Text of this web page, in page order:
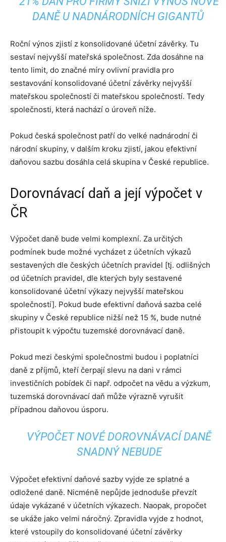
DANĚ U NADNÁRODNÍCH GIGANTŮ
Roční výnos zjistí z konsolidované účetní závěrky. Tu
sestaví nejvyšší mateřská společnost. Zda dosáhne na
tento limit, do značné míry ovlivní pravidla pro
sestavování konsolidované účetní závěrky nejvyšší
mateřskou společností či mateřskou společností. Tedy
společnosti, která nachází o úroveň níže.
Pokud česká společnost patří do velké nadnárodní či
národní skupiny, v dalším kroku zjistí, jakou efektivní
daňovou sazbu dosáhla celá skupina v České republice.
Dorovnávací daň a její výpočet v
ČR
Výpočet daně bude velmi komplexní. Za určitých
podmínek bude možné vycházet z účetních výkazů
sestavených dle českých účetních pravidel [tj. odlišných
od účetních pravidel, dle kterých byly sestavené
konsolidované účetní výkazy nejvyšší mateřskou
společností]. Pokud bude efektivní daňová sazba celé
skupiny v České republice nižší než 15 %, bude nutné
přistoupit k výpočtu tuzemské dorovnávací daně.
Pokud mezi českými společnostmi budou i poplatníci
daně z příjmů, kteří čerpají slevu na dani v rámci
investičních pobídek či např. odpočet na vědu a výzkum,
tuzemská dorovnávací daň může výrazně vyrušit
případnou daňovou úsporu.
VÝPOČET NOVÉ DOROVNÁVACÍ DANĚ
SNADNÝ NEBUDE
Výpočet efektivní daňové sazby vyjde ze splatné a
odložené daně. Nicméně nepůjde jednoduše převzít
údaje vykázané v účetních výkazech. Naopak, propočet
se ukáže jako velmi náročný. Zpravidla vyjde z hodnot,
které vstoupily do konsolidované účetní závěrky